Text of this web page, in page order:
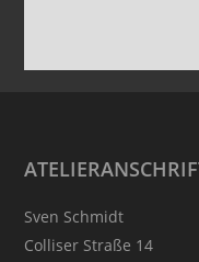
Footer
Sven Schmidt
Colliser Straße 14